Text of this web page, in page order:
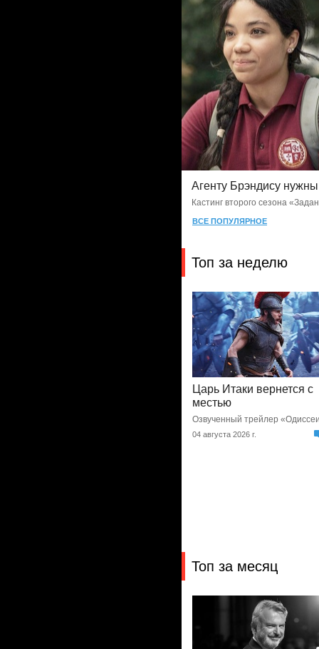
Шерлока ждут новые
Кастинг второго сезона
ВСЕ ПОПУЛЯРНОЕ
Топ за неделю
Ловкий плут готовит
финальную аферу
Сериал продлен на третий
05 августа 2026 г.
Топ за месяц